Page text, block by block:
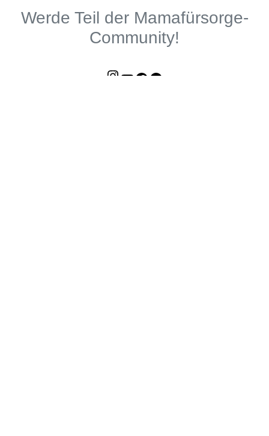
Werde Teil der Mamafürsorge-
Community!
Instagram
YouTube
Facebook
Mamafürsorge-Podcast